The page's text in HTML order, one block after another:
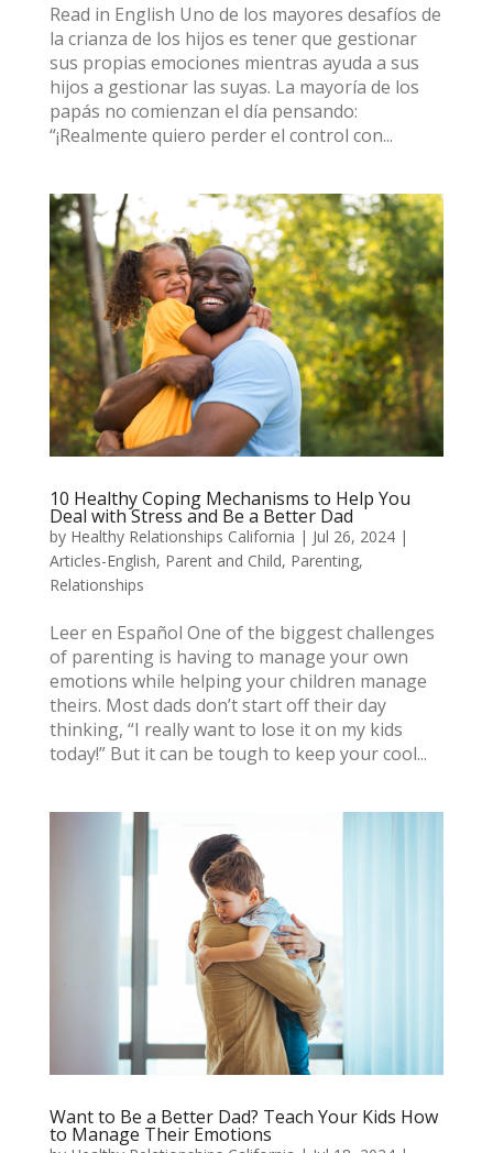
Read in English Uno de los mayores desafíos de
la crianza de los hijos es tener que gestionar
sus propias emociones mientras ayuda a sus
hijos a gestionar las suyas. La mayoría de los
papás no comienzan el día pensando:
“¡Realmente quiero perder el control con...
10 Healthy Coping Mechanisms to Help You
Deal with Stress and Be a Better Dad
by Healthy Relationships California | Jul 26, 2024|
Articles-English, Parent and Child, Parenting,
Relationships
Leer en Español One of the biggest challenges
of parenting is having to manage your own
emotions while helping your children manage
theirs. Most dads don’t start off their day
thinking, “I really want to lose it on my kids
today!” But it can be tough to keep your cool...
Want to Be a Better Dad? Teach Your Kids How
to Manage Their Emotions